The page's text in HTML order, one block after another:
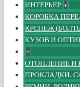
ИНТЕРЬЕР +
КОРОБКА
КРЕПЕЖ
КУЗОВ И
+
ОТОПЛЕНИЕ И
ПРОКЛАДКИ,